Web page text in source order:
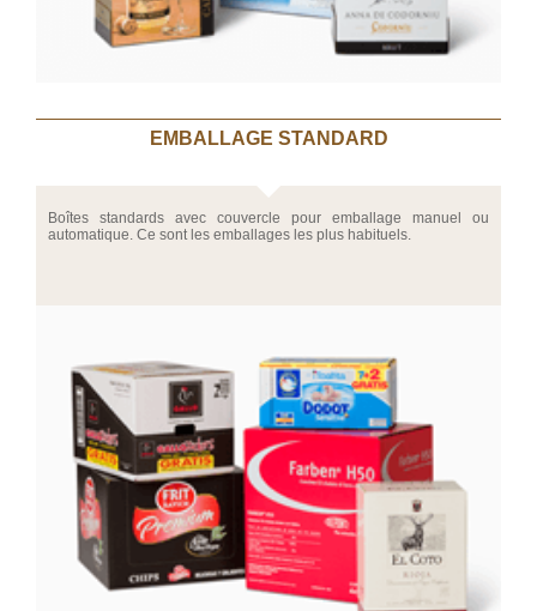
EMBALLAGE STANDARD
Boîtes standards avec couvercle pour emballage manuel ou
automatique. Ce sont les emballages les plus habituels.